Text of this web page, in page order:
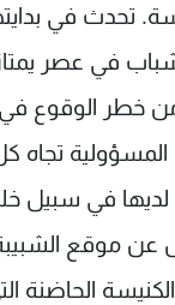
تحدث في
في عصر
من خطر الوقوع
تجاه
لديها في سبيل
الشبيبة
الحاضنة